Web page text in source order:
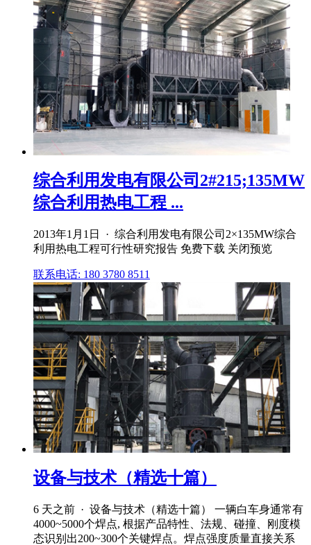
综合利用发电有限公司2#215;135MW
综合利用热电工程 ...
2013年1月1日 · 综合利用发电有限公司2×135MW综合
利用热电工程可行性研究报告 免费下载 关闭预览
联系电话: 180 3780 8511
设备与技术（精选十篇）
6 天之前 · 设备与技术（精选十篇） 一辆白车身通常有
4000~5000个焊点, 根据产品特性、法规、碰撞、刚度模
态识别出200~300个关键焊点。焊点强度质量直接关系